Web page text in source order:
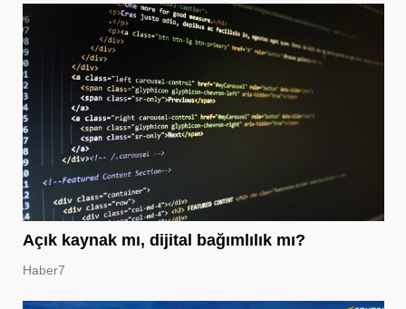
Açık kaynak mı, dijital bağımlılık mı?
Haber7